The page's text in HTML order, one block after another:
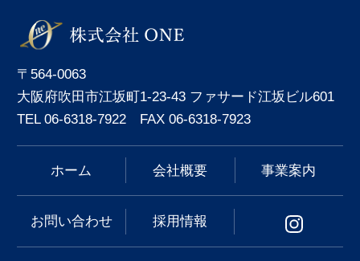
〒564-0063
大阪府吹田市江坂町1-23-43 ファサード江坂ビル601
TEL 06-6318-7922 FAX 06-6318-7923
ホーム 会社概要 事業案内
お問い合わせ 採用情報